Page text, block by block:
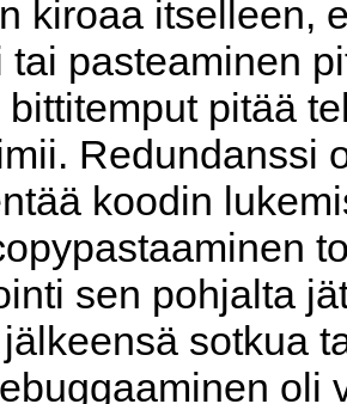
kiroaa itselleen,
tai pasteaminen
pitää
Redundanssi
koodin
sen pohjalta
sotkua
oli